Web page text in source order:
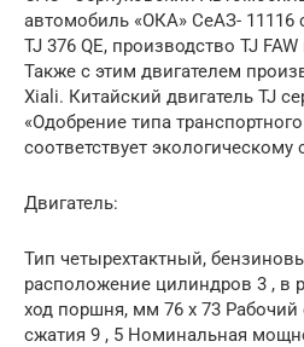
автомобиль «ОКА» СеАЗ- 11116
TJ 376 QE, производство TJ
Также с этим двигателем
Xiali. Китайский двигатель TJ
«Одобрение типа
соответствует экологическому
Двигатель:
Тип четырехтактный,
расположение цилиндров 3 , в
ход поршня, мм 76 x 73 Рабочий
сжатия 9 , 5 Номинальная